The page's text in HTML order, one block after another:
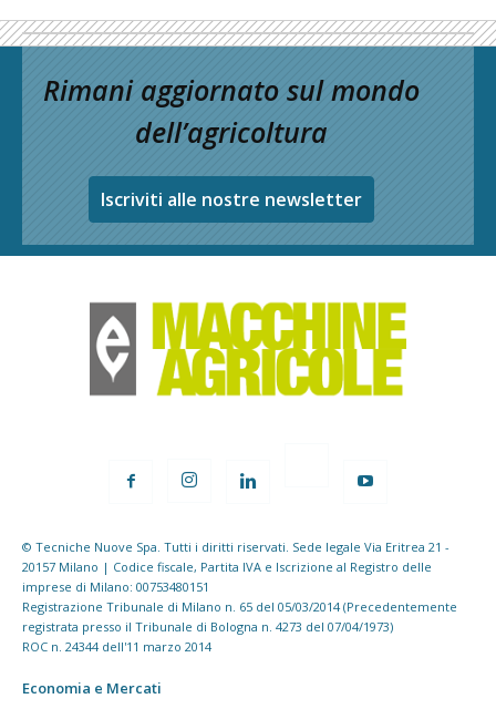
Rimani aggiornato sul mondo
dell’agricoltura
Iscriviti alle nostre newsletter
© Tecniche Nuove Spa. Tutti i diritti riservati. Sede legale Via Eritrea 21 -
20157 Milano | Codice fiscale, Partita IVA e Iscrizione al Registro delle
imprese di Milano: 00753480151
Registrazione Tribunale di Milano n. 65 del 05/03/2014 (Precedentemente
registrata presso il Tribunale di Bologna n. 4273 del 07/04/1973)
ROC n. 24344 dell'11 marzo 2014
Economia e Mercati